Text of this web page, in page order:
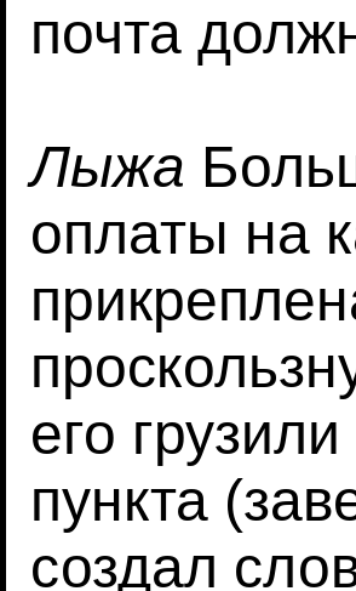
почта
Лыжа
оплаты на
его
пункта
создал